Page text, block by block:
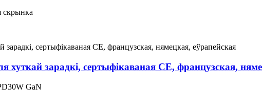
скрынка
хуткай зарадкі, сертыфікаваная CE, французская,
GaN